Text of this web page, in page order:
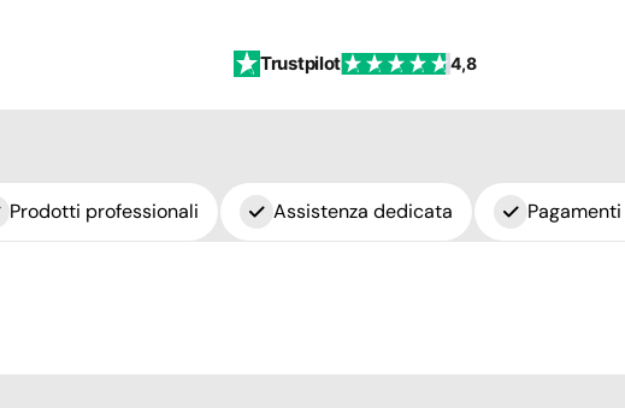
Trustpilot 4,8
Prodotti professionali Assistenza dedicata